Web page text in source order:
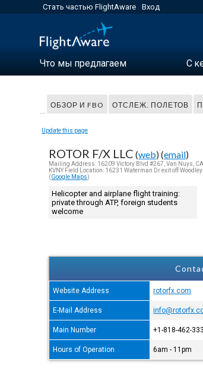
Стать частью FlightAware Вход
Что мы предлагаем С
ОБЗОР И FBO ОТСЛЕЖ. ПОЛЕТОВ
Update this page
ROTOR F/X LLC (web) (email)
Mailing Address: 16209 Victory Blvd #267, Van Nuys,
KVNY Field Location: 16231 Waterman Dr exit off Woodley
(Google Maps)
Helicopter and airplane flight training:
private through ATP, foreign students
welcome
Website Address rotorfx.com
E-Mail Address
Main Number +1-818-462-
Hours of Operation 6am - 11pm